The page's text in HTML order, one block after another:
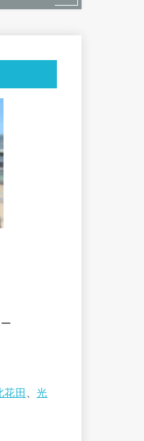
花田 、光